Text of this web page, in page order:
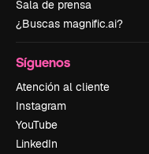
Sala de prensa
¿Buscas magnific.ai?
Síguenos
Atención al cliente
Instagram
YouTube
LinkedIn